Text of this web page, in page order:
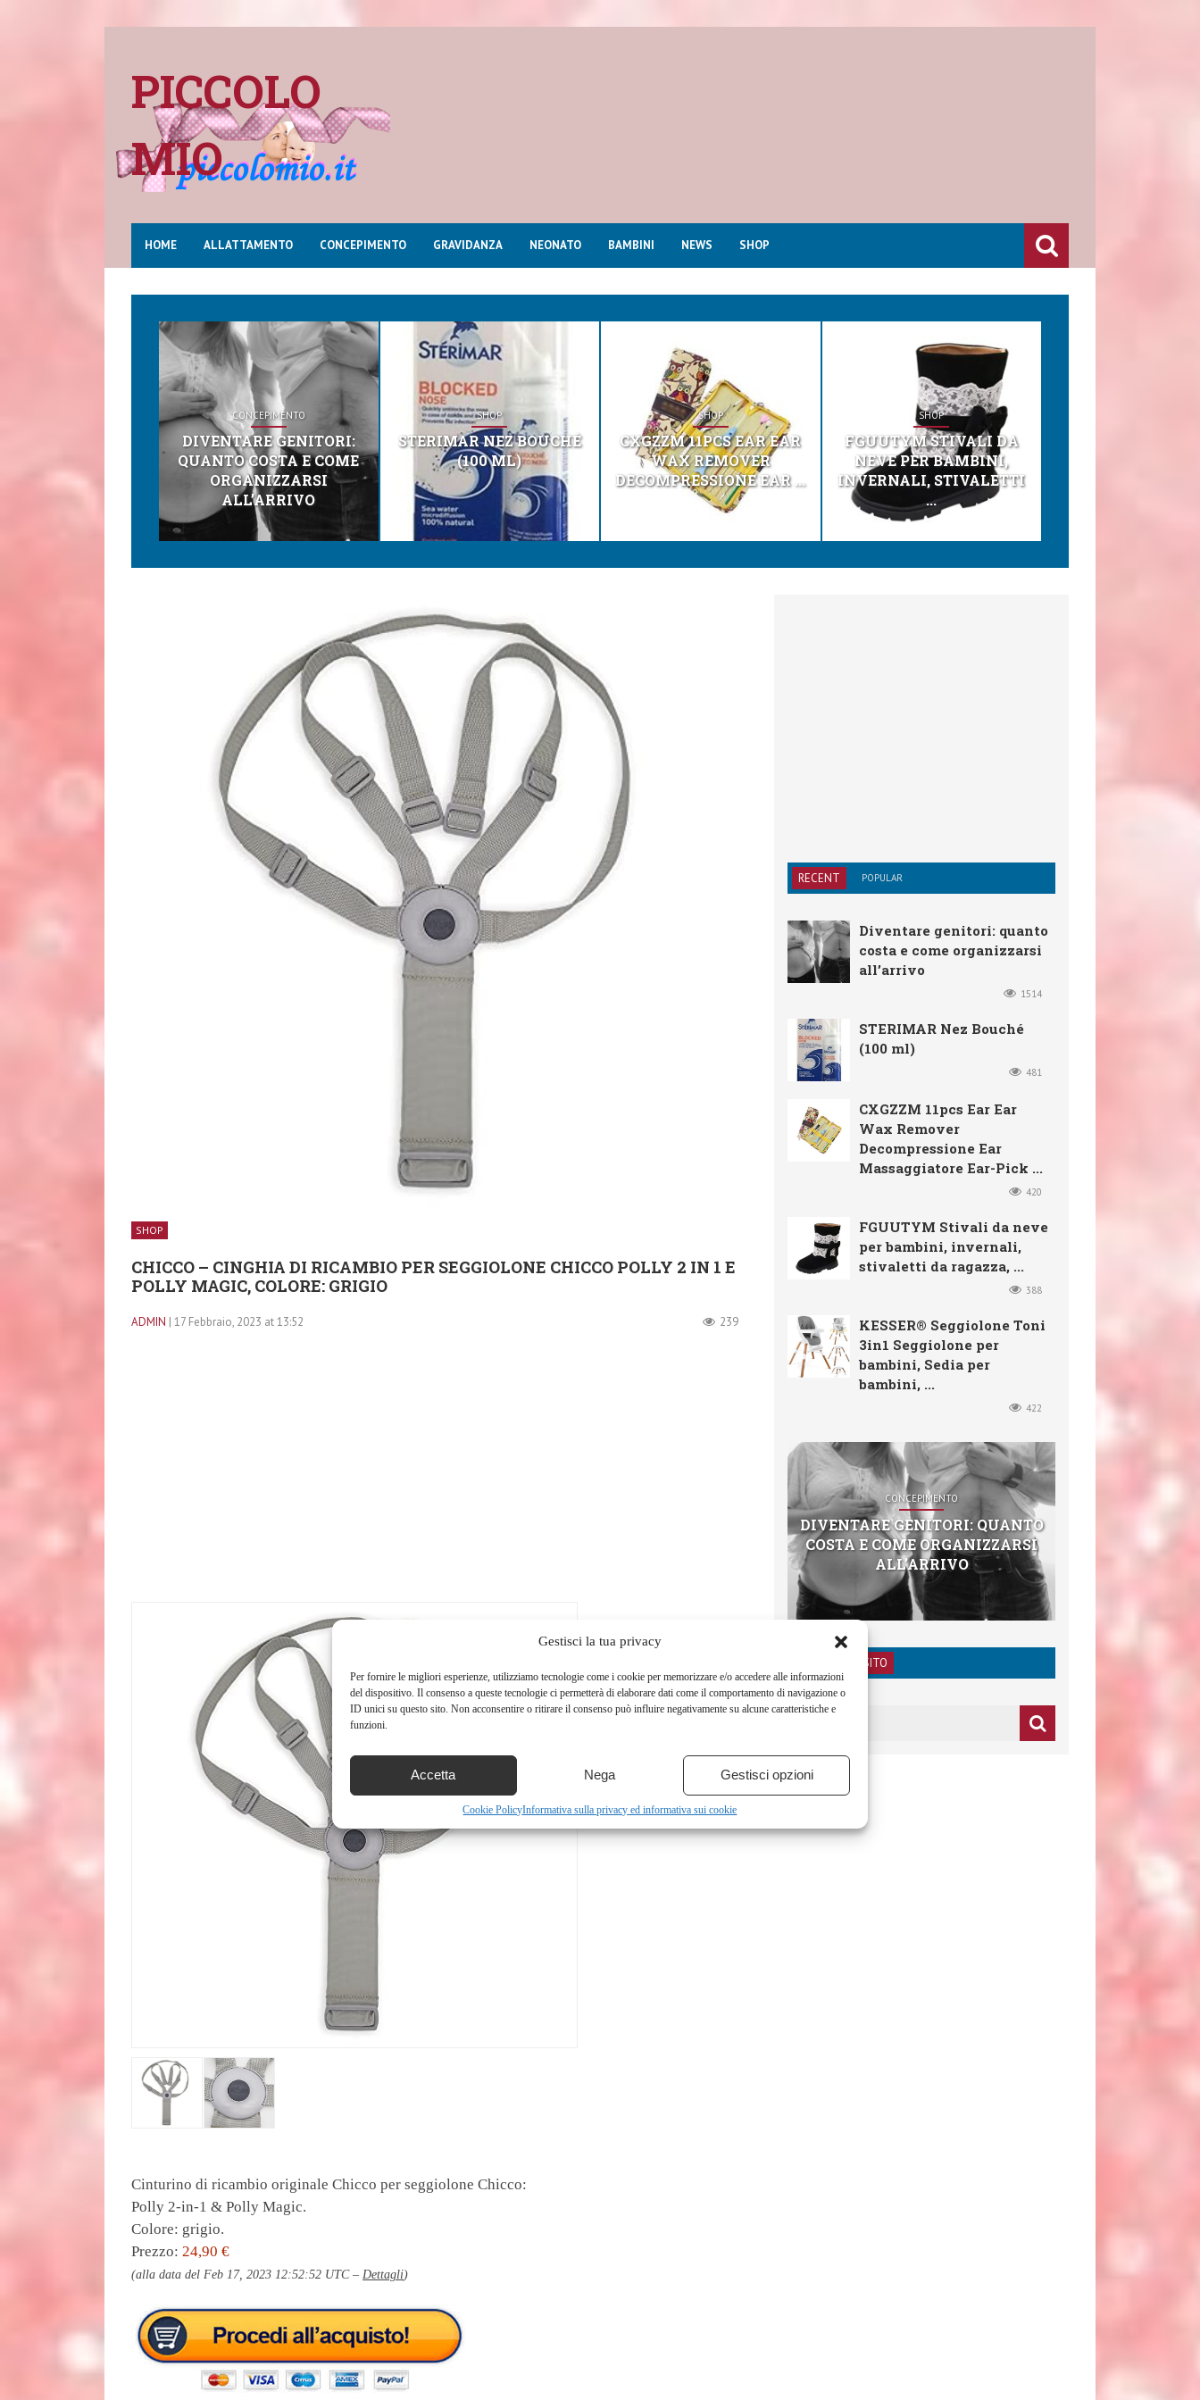
Gestisci la tua privacy
Per fornire le migliori esperienze, utilizziamo tecnologie come i cookie per memorizzare e/o accedere alle informazioni
del dispositivo. Il consenso a queste tecnologie ci permetterà di elaborare dati come il comportamento di navigazione o
ID unici su questo sito. Non acconsentire o ritirare il consenso può influire negativamente su alcune caratteristiche e
funzioni.
Accetta Nega Gestisci opzioni
Cookie PolicyInformativa sulla privacy ed informativa sui cookie
PICCOLO
MIO
HOME ALLATTAMENTO CONCEPIMENTO GRAVIDANZA NEONATO BAMBINI NEWS SHOP
CONCEPIMENTO
DIVENTARE GENITORI:
QUANTO COSTA E COME
ORGANIZZARSI
ALL’ARRIVO
SHOP
STERIMAR NEZ BOUCHÉ
(100 ML)
SHOP
CXGZZM 11PCS EAR EAR
WAX REMOVER
DECOMPRESSIONE EAR ...
SHOP
FGUUTYM STIVALI DA
NEVE PER BAMBINI,
INVERNALI, STIVALETTI
...
SHOP
CHICCO – CINGHIA DI RICAMBIO PER SEGGIOLONE CHICCO POLLY 2 IN 1 E
POLLY MAGIC, COLORE: GRIGIO
ADMIN | 17 Febbraio, 2023 at 13:52 239
Cinturino di ricambio originale Chicco per seggiolone Chicco:
Polly 2-in-1 & Polly Magic.
Colore: grigio.
Prezzo: 24,90 €
(alla data del Feb 17, 2023 12:52:52 UTC – Dettagli)
RECENT POPULAR
Diventare genitori: quanto
costa e come organizzarsi
all’arrivo
1514
STERIMAR Nez Bouché
(100 ml)
481
CXGZZM 11pcs Ear Ear
Wax Remover
Decompressione Ear
Massaggiatore Ear-Pick ...
420
FGUUTYM Stivali da neve
per bambini, invernali,
stivaletti da ragazza, ...
388
KESSER® Seggiolone Toni
3in1 Seggiolone per
bambini, Sedia per
bambini, ...
422
CONCEPIMENTO
DIVENTARE GENITORI: QUANTO
COSTA E COME ORGANIZZARSI
ALL’ARRIVO
RICERCA NEL SITO